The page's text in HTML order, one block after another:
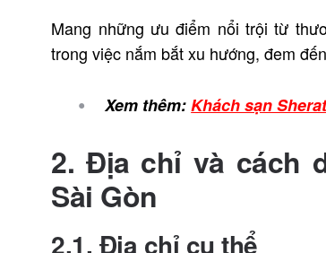
Mang những ưu điểm nổi trội từ
trong việc nắm bắt xu hướng, đem
Xem thêm:Khách sạn
2. Địa chỉ và cách
Sài Gòn
2.1. Địa chỉ cụ thể